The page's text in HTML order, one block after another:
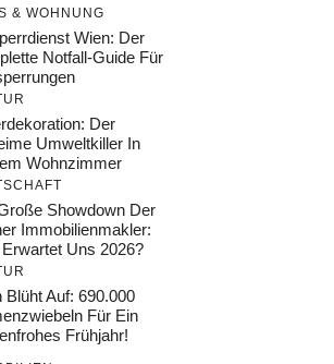
& WOHNUNG
Wien: Der
Notfall-Guide Für
Der
Umweltkiller In
Wohnzimmer
Showdown Der
Immobilienmakler:
Uns 2026?
Blüht Auf: 690.000
Für Ein
Frühjahr!